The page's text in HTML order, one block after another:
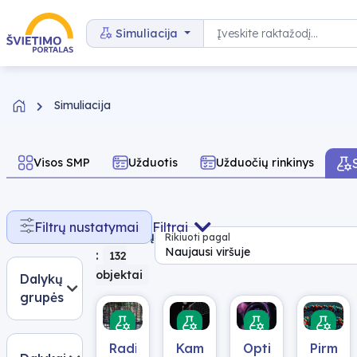
Pereiti prie turinio
Simuliacija Paieška
Simuliacija
Visos SMP Užduotis Užduočių rinkinys
Filtrų nustatymai Filtrai
Dalykų
grupės
Rasta
rezultatų
:
132
objektai
Rikiuoti pagal
Naujausi viršuje
Radioaktyvumas
Kampu
Optiniai
Pirminė